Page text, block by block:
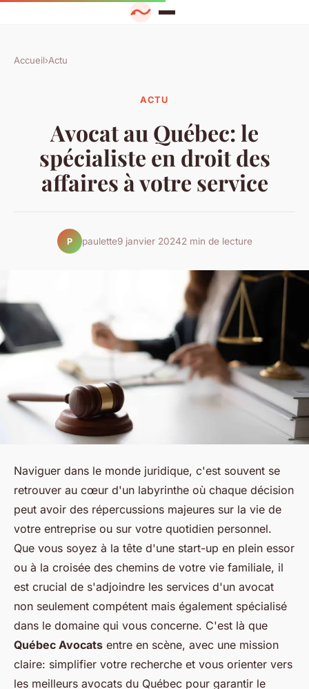
Accueil›Actu
ACTU
Avocat au Québec: le
spécialiste en droit des
affaires à votre service
P paulette9 janvier 20242 min de lecture
Naviguer dans le monde juridique, c'est souvent se
retrouver au cœur d'un labyrinthe où chaque décision
peut avoir des répercussions majeures sur la vie de
votre entreprise ou sur votre quotidien personnel.
Que vous soyez à la tête d'une start-up en plein essor
ou à la croisée des chemins de votre vie familiale, il
est crucial de s'adjoindre les services d'un avocat
non seulement compétent mais également spécialisé
dans le domaine qui vous concerne. C'est là que
Québec Avocats entre en scène, avec une mission
claire: simplifier votre recherche et vous orienter vers
les meilleurs avocats du Québec pour garantir le